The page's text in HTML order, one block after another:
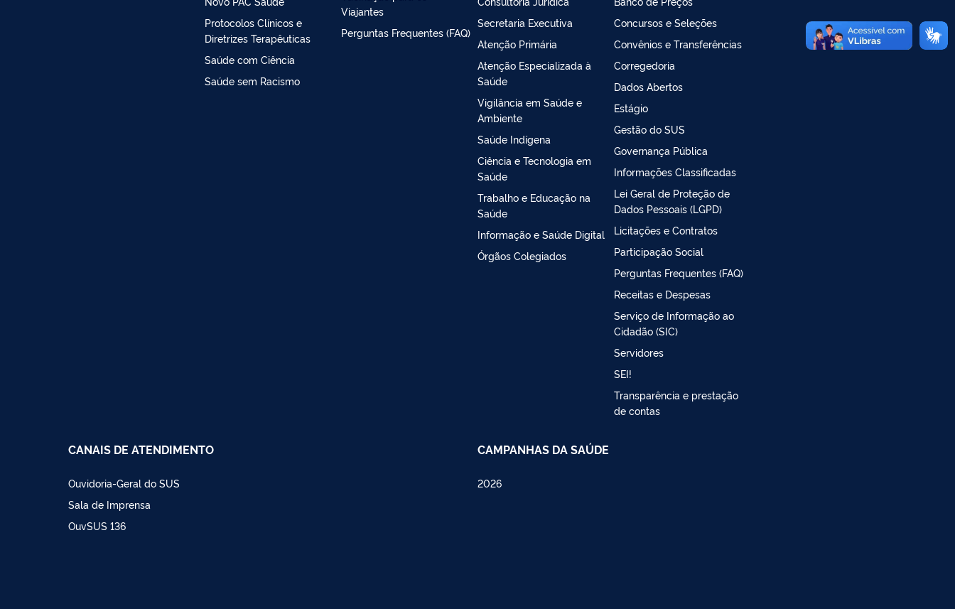
Protocolos Clínicos e
Diretrizes Terapêuticas
Saúde com Ciência
Saúde sem Racismo
Viajantes
Perguntas Frequentes (FAQ)
Secretaria Executiva
Atenção Primária
Atenção Especializada à
Saúde
Vigilância em Saúde e
Ambiente
Saúde Indígena
Ciência e Tecnologia em
Saúde
Trabalho e Educação na
Saúde
Informação e Saúde Digital
Órgãos Colegiados
Concursos e Seleções
Convênios e Transferências
Corregedoria
Dados Abertos
Estágio
Gestão do SUS
Governança Pública
Informações Classificadas
Lei Geral de Proteção de
Dados Pessoais (LGPD)
Licitações e Contratos
Participação Social
Perguntas Frequentes (FAQ)
Receitas e Despesas
Serviço de Informação ao
Cidadão (SIC)
Servidores
SEI!
Transparência e prestação
de contas
CANAIS DE ATENDIMENTO
Ouvidoria-Geral do SUS
Sala de Imprensa
OuvSUS 136
CAMPANHAS DA SAÚDE
2026